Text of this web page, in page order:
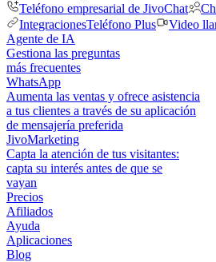
Teléfono empresarial de JivoChat
IntegracionesTeléfono Plus Video
Agente de IA
Gestiona las preguntas
más frecuentes
WhatsApp
Aumenta las ventas y ofrece asistencia
a tus clientes a través de su aplicación
de mensajería preferida
JivoMarketing
Capta la atención de tus visitantes:
capta su interés antes de que se
vayan
Precios
Afiliados
Ayuda
Aplicaciones
Blog